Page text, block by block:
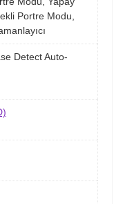
Portre Modu,
Detect Auto-